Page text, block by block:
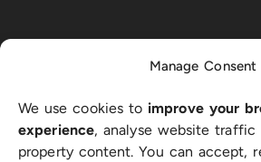
Manage Consent
We use cookies to improve your
experience, analyse website traffic
property content. You can accept,